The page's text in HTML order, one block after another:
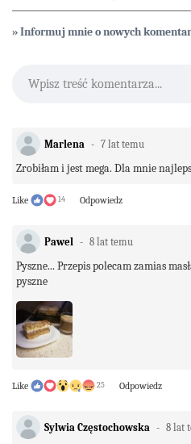
» Informuj mnie o nowych
Wpisz treść komentarza...
Marlena 7 lat temu
Zrobiłam i jest mega. Dla mnie
Like 14 Odpowiedz
Pawel 8 lat temu
Pyszne... Przepis polecam zamias
pyszne
Like 25 Odpowiedz
Sylwia Częstochowska 8 lat